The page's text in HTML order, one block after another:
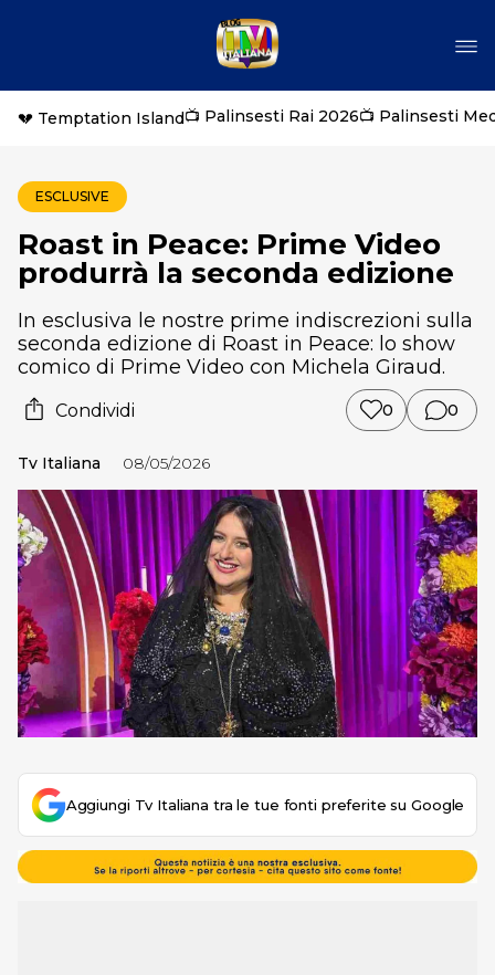
💔 Temptation Island📺 Palinsesti Rai 2026📺 Palinsesti
ESCLUSIVE
Roast in Peace: Prime Video
produrrà la seconda edizione
In esclusiva le nostre prime indiscrezioni sulla
seconda edizione di Roast in Peace: lo show
comico di Prime Video con Michela Giraud.
Condividi 0 0
Tv Italiana 08/05/2026
Aggiungi Tv Italiana tra le tue fonti preferite su Google